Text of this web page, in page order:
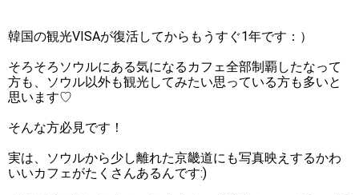
韓国の観光VISAが復活してからもうすぐ1年です：）
そろそろソウルにある気になるカフェ全部制覇したなって
方も、ソウル以外も観光してみたい思っている方も多いと
思います♡
そんな方必見です！
実は、ソウルから少し離れた京畿道にも写真映えするかわ
いいカフェがたくさんあるんです:)